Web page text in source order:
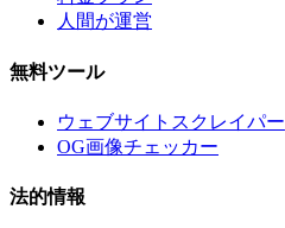
人間が運営
無料ツール
ウェブサイトスクレイパー
OG画像チェッカー
法的情報